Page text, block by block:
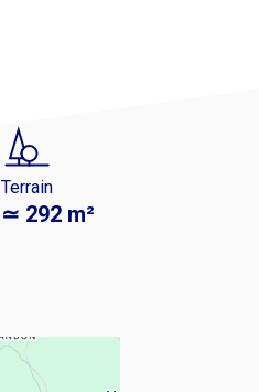
Terrain
≃ 292 m²